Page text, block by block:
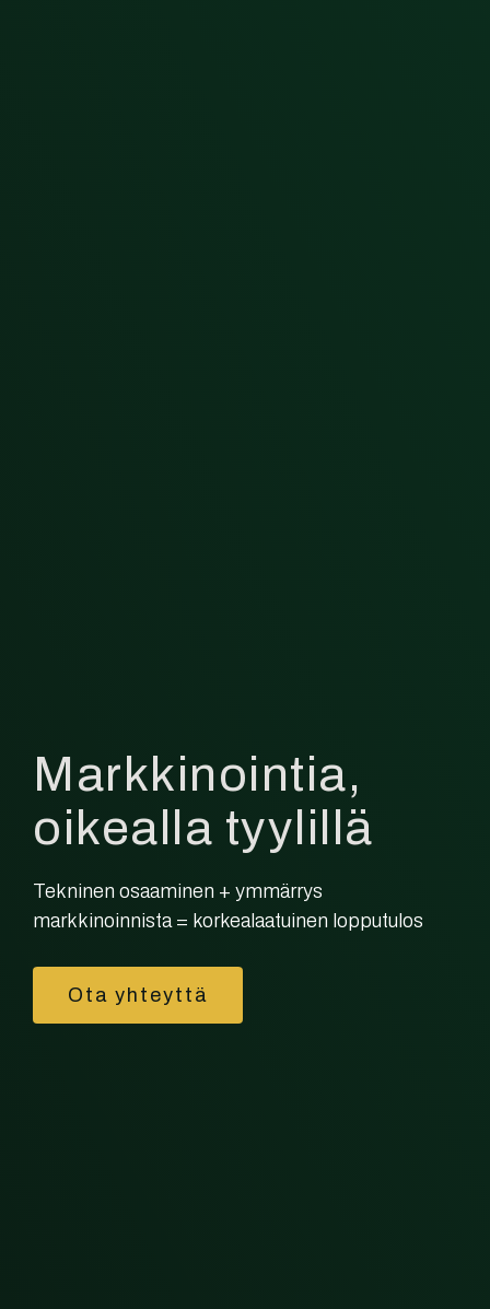
Markkinointia,
oikealla tyylillä
Tekninen osaaminen + ymmärrys
markkinoinnista = korkealaatuinen lopputulos
Ota yhteyttä